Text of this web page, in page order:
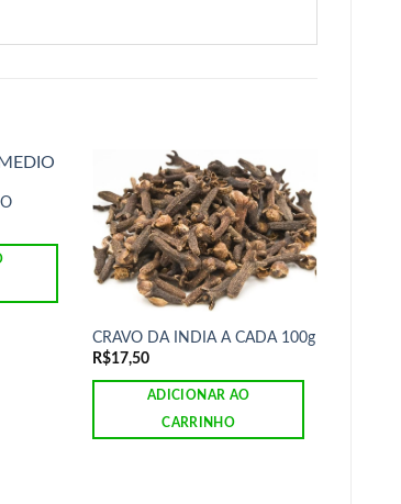
CRAVO DA INDIA A CADA 100g
R$17,50
ADICIONAR AO
CARRINHO